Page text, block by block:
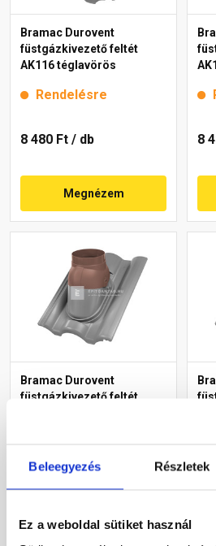
Beleegyezés Részletek
Ez a weboldal sütiket használ
Bramac Durovent
füstgázkivezető feltét
AK116 téglavörös
Rendelésre
8 480 Ft / db
Megnézem
8
Bramac Durovent
füstgázkivezető feltét
8 480 Ft/ db